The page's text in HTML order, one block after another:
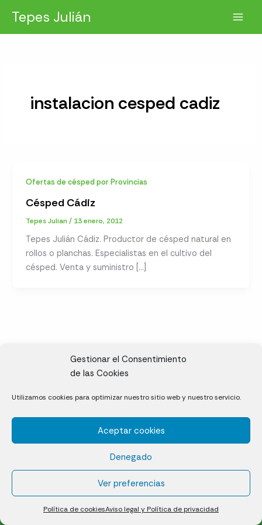
Gestionar el Consentimiento
de las Cookies
Utilizamos cookies para optimizar nuestro sitio web y nuestro servicio.
Aceptar cookies
Denegado
Ver preferencias
Política de cookiesAviso legal y Política de privacidad
contenido
Tepes Julián
instalacion cesped cadiz
Ofertas de césped por Provincias
Césped Cádiz
Tepes Julian/ 13 enero, 2012
Tepes Julián Cádiz. Productor de césped natural en
rollos o planchas. Especialistas en el cultivo del
césped. Venta y suministro […]
Cáceres
Césped natural en tepes
Política de cookies (UE)
Aviso legal y Política de privacidad
¿Quiénes somos?
Contacto